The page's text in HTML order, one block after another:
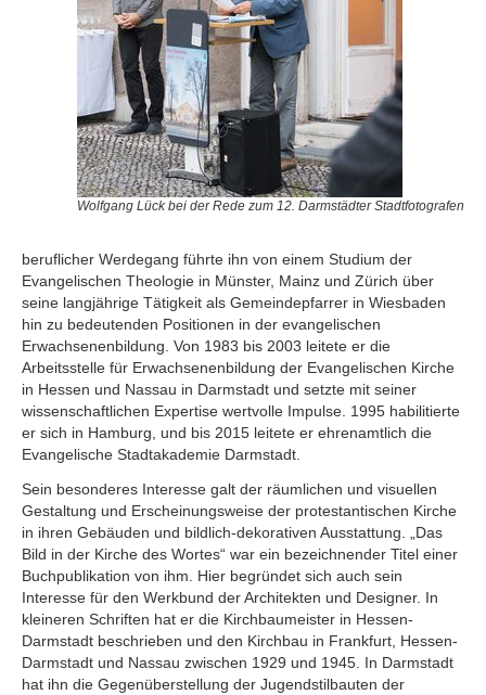
Wolfgang Lück bei der Rede zum 12. Darmstädter Stadtfotografen
beruflicher Werdegang führte ihn von einem Studium der
Evangelischen Theologie in Münster, Mainz und Zürich über
seine langjährige Tätigkeit als Gemeindepfarrer in Wiesbaden
hin zu bedeutenden Positionen in der evangelischen
Erwachsenenbildung. Von 1983 bis 2003 leitete er die
Arbeitsstelle für Erwachsenenbildung der Evangelischen Kirche
in Hessen und Nassau in Darmstadt und setzte mit seiner
wissenschaftlichen Expertise wertvolle Impulse. 1995 habilitierte
er sich in Hamburg, und bis 2015 leitete er ehrenamtlich die
Evangelische Stadtakademie Darmstadt.
Sein besonderes Interesse galt der räumlichen und visuellen
Gestaltung und Erscheinungsweise der protestantischen Kirche
in ihren Gebäuden und bildlich-dekorativen Ausstattung. „Das
Bild in der Kirche des Wortes“ war ein bezeichnender Titel einer
Buchpublikation von ihm. Hier begründet sich auch sein
Interesse für den Werkbund der Architekten und Designer. In
kleineren Schriften hat er die Kirchbaumeister in Hessen-
Darmstadt beschrieben und den Kirchbau in Frankfurt, Hessen-
Darmstadt und Nassau zwischen 1929 und 1945. In Darmstadt
hat ihn die Gegenüberstellung der Jugendstilbauten der